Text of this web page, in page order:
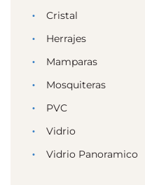
Cristal
Herrajes
Mamparas
Mosquiteras
PVC
Vidrio
Vidrio Panoramico